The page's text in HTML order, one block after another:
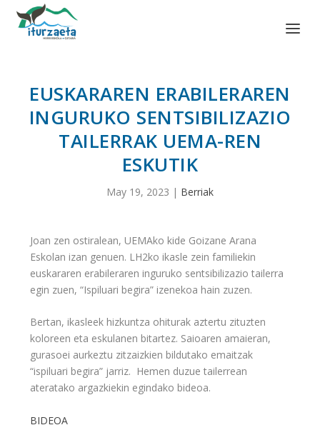
EUSKARAREN ERABILERAREN
INGURUKO SENTSIBILIZAZIO
TAILERRAK UEMA-REN
ESKUTIK
May 19, 2023 | Berriak
Joan zen ostiralean, UEMAko kide Goizane Arana
Eskolan izan genuen. LH2ko ikasle zein familiekin
euskararen erabileraren inguruko sentsibilizazio tailerra
egin zuen, “Ispiluari begira” izenekoa hain zuzen.
Bertan, ikasleek hizkuntza ohiturak aztertu zituzten
koloreen eta eskulanen bitartez. Saioaren amaieran,
gurasoei aurkeztu zitzaizkien bildutako emaitzak
“ispiluari begira” jarriz. Hemen duzue tailerrean
ateratako argazkiekin egindako bideoa.
BIDEOA